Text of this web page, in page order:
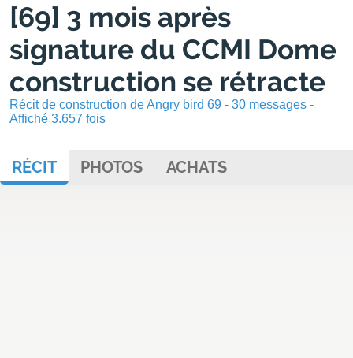
[69] 3 mois après
signature du CCMI Dome
construction se rétracte
Récit de construction de Angry bird 69 - 30 messages -
Affiché 3.657 fois
RÉCIT PHOTOS ACHATS